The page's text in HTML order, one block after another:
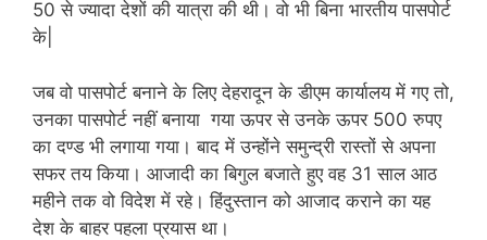
50 से ज्यादा देशों की यात्रा की थी। वो भी बिना भारतीय पासपोर्ट
के|
जब वो पासपोर्ट बनाने के लिए देहरादून के डीएम कार्यालय में गए तो,
उनका पासपोर्ट नहीं बनाया गया ऊपर से उनके ऊपर 500 रुपए
का दण्ड भी लगाया गया। बाद में उन्होंने समुन्द्री रास्तों से अपना
सफर तय किया। आजादी का बिगुल बजाते हुए वह 31 साल आठ
महीने तक वो विदेश में रहे। हिंदुस्तान को आजाद कराने का यह
देश के बाहर पहला प्रयास था।